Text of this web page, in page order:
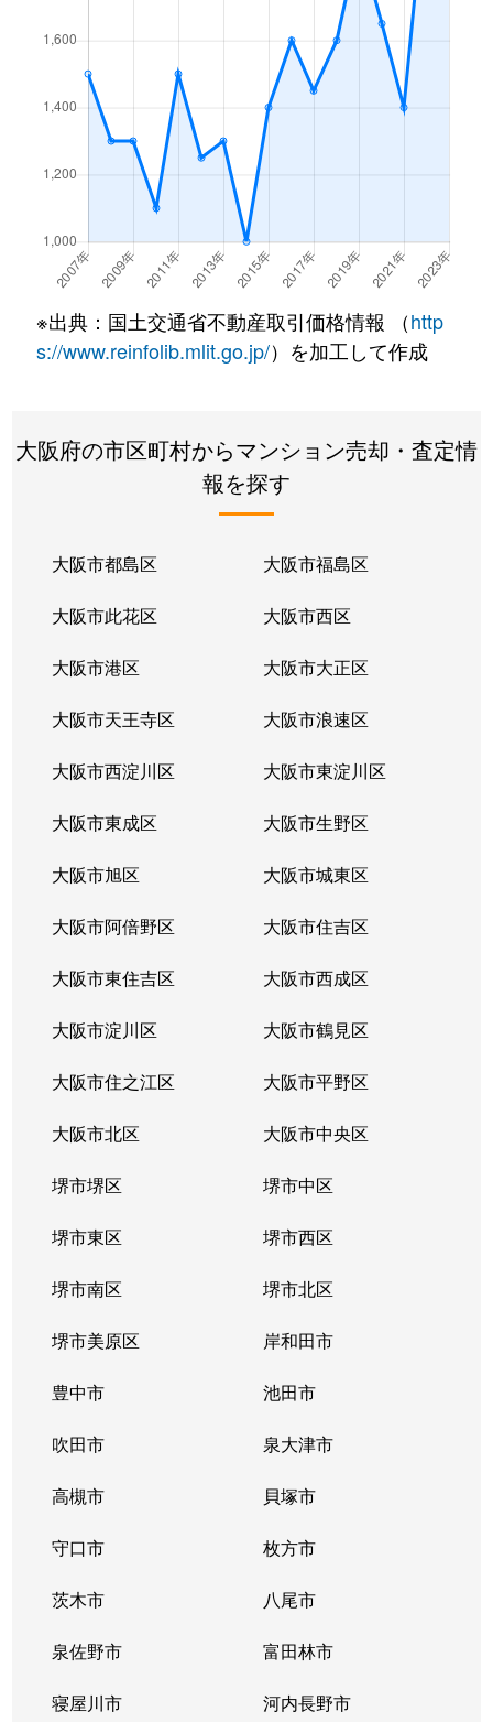
※出典：国土交通省不動産取引価格情報 （http
s://www.reinfolib.mlit.go.jp/）を加工して作成
大阪府の市区町村からマンション売却・査定情
報を探す
大阪市都島区 大阪市福島区
大阪市此花区 大阪市西区
大阪市港区 大阪市大正区
大阪市天王寺区 大阪市浪速区
大阪市西淀川区 大阪市東淀川区
大阪市東成区 大阪市生野区
大阪市旭区 大阪市城東区
大阪市阿倍野区 大阪市住吉区
大阪市東住吉区 大阪市西成区
大阪市淀川区 大阪市鶴見区
大阪市住之江区 大阪市平野区
大阪市北区 大阪市中央区
堺市堺区 堺市中区
堺市東区 堺市西区
堺市南区 堺市北区
堺市美原区 岸和田市
豊中市 池田市
吹田市 泉大津市
高槻市 貝塚市
守口市 枚方市
茨木市 八尾市
泉佐野市 富田林市
寝屋川市 河内長野市